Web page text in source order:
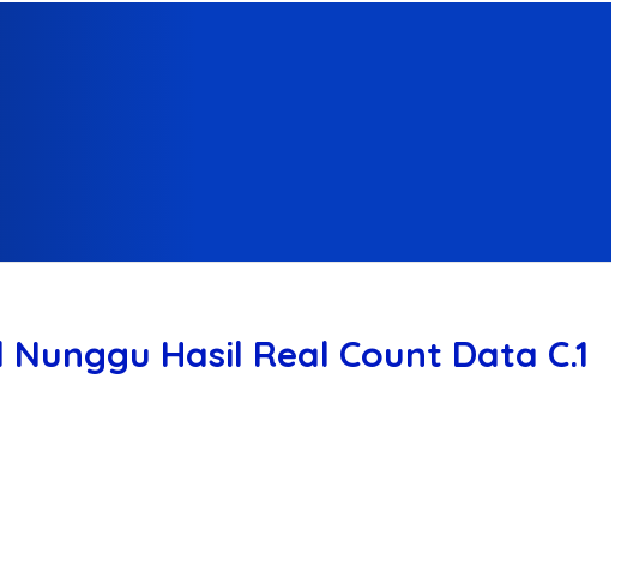
Hasil Real Count Data C.1